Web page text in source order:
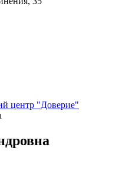
центр "Доверие"